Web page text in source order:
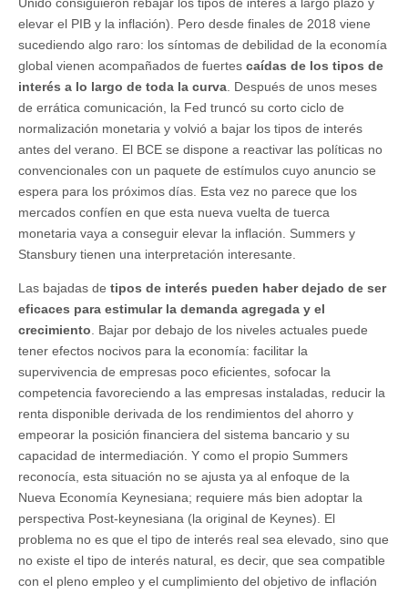
elevar el PIB y la inflación). Pero desde finales de 2018 viene
sucediendo algo raro: los síntomas de debilidad de la economía
global vienen acompañados de fuertes caídas de los tipos de
interés a lo largo de toda la curva . Después de unos meses
de errática comunicación, la Fed truncó su corto ciclo de
normalización monetaria y volvió a bajar los tipos de interés
antes del verano. El BCE se dispone a reactivar las políticas no
convencionales con un paquete de estímulos cuyo anuncio se
espera para los próximos días. Esta vez no parece que los
mercados confíen en que esta nueva vuelta de tuerca
monetaria vaya a conseguir elevar la inflación. Summers y
Stansbury tienen una interpretación interesante.
Las bajadas de tipos de interés pueden haber dejado de ser
eficaces para estimular la demanda agregada y el
crecimiento . Bajar por debajo de los niveles actuales puede
tener efectos nocivos para la economía: facilitar la
supervivencia de empresas poco eficientes, sofocar la
competencia favoreciendo a las empresas instaladas, reducir la
renta disponible derivada de los rendimientos del ahorro y
empeorar la posición financiera del sistema bancario y su
capacidad de intermediación. Y como el propio Summers
reconocía, esta situación no se ajusta ya al enfoque de la
Nueva Economía Keynesiana; requiere más bien adoptar la
perspectiva Post-keynesiana (la original de Keynes). El
problema no es que el tipo de interés real sea elevado, sino que
no existe el tipo de interés natural, es decir, que sea compatible
con el pleno empleo y el cumplimiento del objetivo de inflación